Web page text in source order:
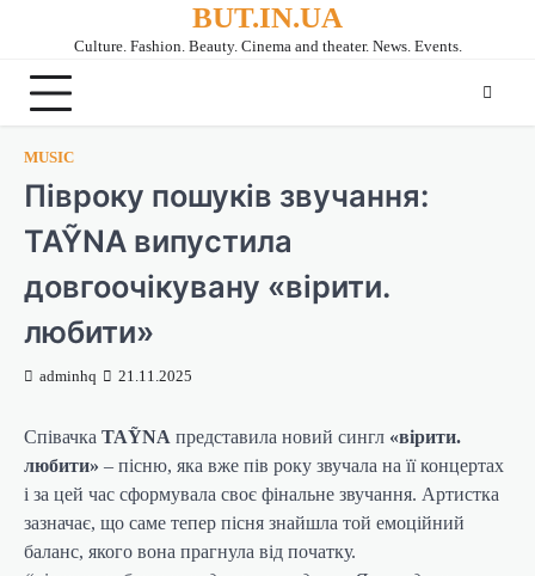
BUT.IN.UA
Culture. Fashion. Beauty. Cinema and theater. News. Events.
MUSIC
Півроку пошуків звучання:
TAỸNA випустила
довгоочікувану «вірити.
любити»
adminhq 21.11.2025
Співачка TAỸNA представила новий сингл «вірити.
любити» – пісню, яка вже пів року звучала на її концертах
і за цей час сформувала своє фінальне звучання. Артистка
зазначає, що саме тепер пісня знайшла той емоційний
баланс, якого вона прагнула від початку.